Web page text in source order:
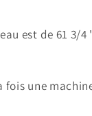
est de 61 3/4
fois une